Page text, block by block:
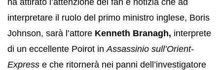
interpretare il ruolo del primo ministro inglese, Boris
Johnson, sarà l’attore Kenneth Branagh, interprete
di un eccellente Poirot in Assassinio sull’Orient-
Express e che ritornerà nei panni dell’investigatore